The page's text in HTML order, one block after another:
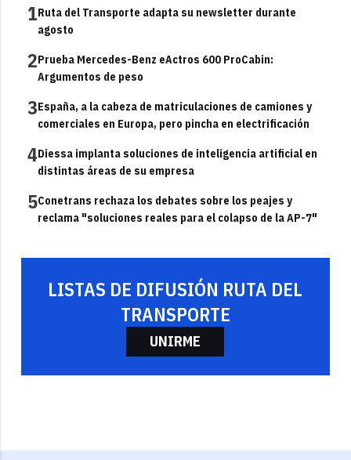
1Ruta del Transporte adapta su newsletter durante
agosto
2Prueba Mercedes-Benz eActros 600 ProCabin:
Argumentos de peso
3España, a la cabeza de matriculaciones de camiones y
comerciales en Europa, pero pincha en electrificación
4Diessa implanta soluciones de inteligencia artificial en
distintas áreas de su empresa
5Conetrans rechaza los debates sobre los peajes y
reclama "soluciones reales para el colapso de la AP-7"
LISTAS DE DIFUSIÓN RUTA DEL
TRANSPORTE
UNIRME